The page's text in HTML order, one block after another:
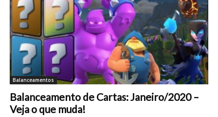
Balanceamentos
Balanceamento de Cartas: Janeiro/2020 –
Veja o que muda!